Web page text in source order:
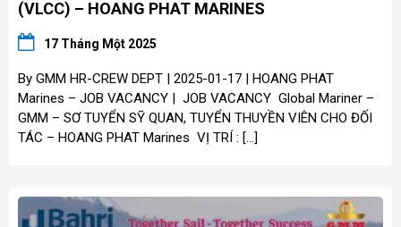
(VLCC) – HOANG PHAT MARINES
17 Tháng Một 2025
By GMM HR-CREW DEPT | 2025-01-17 | HOANG PHAT
Marines – JOB VACANCY | JOB VACANCY Global Mariner –
GMM – SƠ TUYỂN SỸ QUAN, TUYỂN THUYỀN VIÊN CHO ĐỐI
TÁC – HOANG PHAT Marines VỊ TRÍ : […]